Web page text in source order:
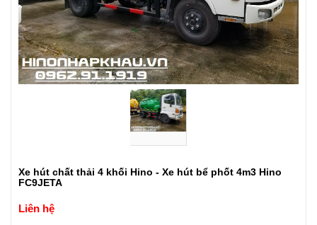
Xe hút chất thải 4 khối Hino - Xe hút bể phốt 4m3 Hino
FC9JETA
Liên hệ